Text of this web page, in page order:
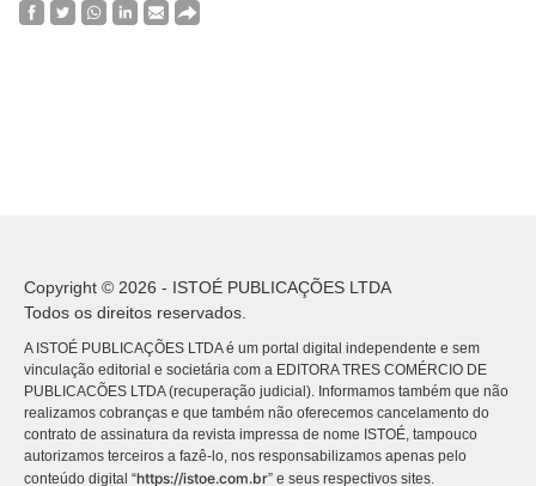
Copyright © 2026 - ISTOÉ PUBLICAÇÕES LTDA
Todos os direitos reservados.
A ISTOÉ PUBLICAÇÕES LTDA é um portal digital independente e sem
vinculação editorial e societária com a EDITORA TRES COMÉRCIO DE
PUBLICACÕES LTDA (recuperação judicial). Informamos também que não
realizamos cobranças e que também não oferecemos cancelamento do
contrato de assinatura da revista impressa de nome ISTOÉ, tampouco
autorizamos terceiros a fazê-lo, nos responsabilizamos apenas pelo
conteúdo digital “https://istoe.com.br” e seus respectivos sites.